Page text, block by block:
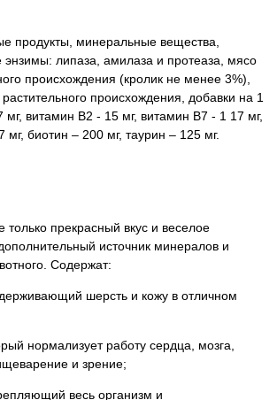
продукты, минеральные вещества,
липаза, амилаза и протеаза, мясо
происхождения (кролик не менее 3%),
происхождения, добавки на 1
мг, витамин В2 - 15 мг, витамин В7 - 1 17 мг,
мг, биотин – 200 мг, таурин – 125 мг.
только прекрасный вкус и веселое
источник минералов и
Содержат:
шерсть и кожу в отличном
нормализует работу сердца, мозга,
и зрение;
весь организм и